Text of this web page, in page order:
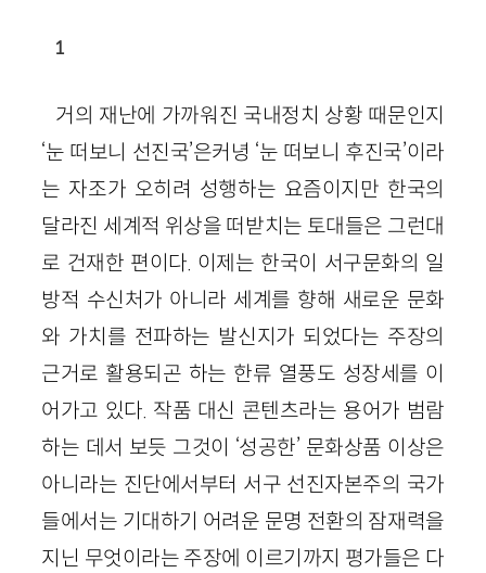
1
거의 재난에 가까워진 국내정치 상황 때문인지
‘눈 떠보니 선진국’은커녕 ‘눈 떠보니 후진국’이라
는 자조가 오히려 성행하는 요즘이지만 한국의
달라진 세계적 위상을 떠받치는 토대들은 그런대
로 건재한 편이다. 이제는 한국이 서구문화의 일
방적 수신처가 아니라 세계를 향해 새로운 문화
와 가치를 전파하는 발신지가 되었다는 주장의
근거로 활용되곤 하는 한류 열풍도 성장세를 이
어가고 있다. 작품 대신 콘텐츠라는 용어가 범람
하는 데서 보듯 그것이 ‘성공한’ 문화상품 이상은
아니라는 진단에서부터 서구 선진자본주의 국가
들에서는 기대하기 어려운 문명 전환의 잠재력을
지닌 무엇이라는 주장에 이르기까지 평가들은 다